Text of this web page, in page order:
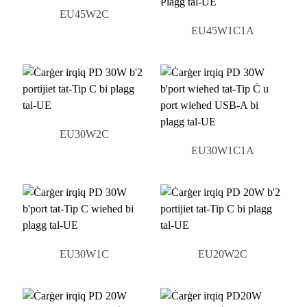
EU45W2C
EU45W1C1A
EU30W2C
EU30W1C1A
EU30W1C EU20W2C